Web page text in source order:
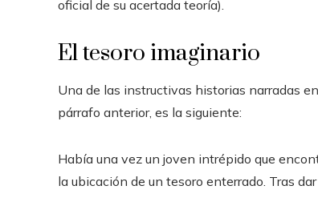
oficial de su acertada teoría).
El tesoro imaginario
Una de las instructivas historias narradas
párrafo anterior, es la siguiente:
Había una vez un joven intrépido que
la ubicación de un tesoro enterrado. Tras